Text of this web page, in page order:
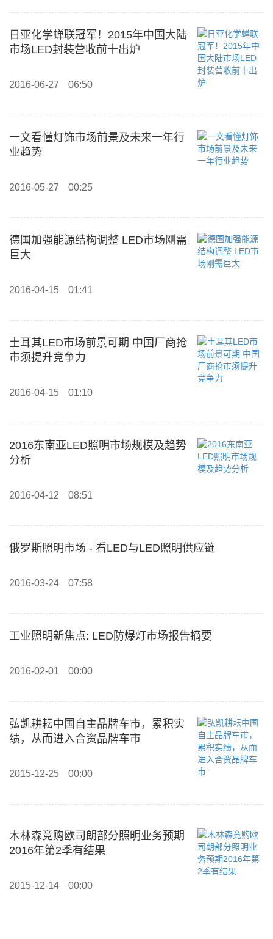
日亚化学蝉联冠军！2015年中国大陆
市场LED封装营收前十出炉
2016-06-27 06:50
一文看懂灯饰市场前景及未来一年行
业趋势
2016-05-27 00:25
德国加强能源结构调整 LED市场刚需
巨大
2016-04-15 01:41
土耳其LED市场前景可期 中国厂商抢
市须提升竞争力
2016-04-15 01:10
2016东南亚LED照明市场规模及趋势
分析
2016-04-12 08:51
俄罗斯照明市场 - 看LED与LED照明供应链
2016-03-24 07:58
工业照明新焦点: LED防爆灯市场报告摘要
2016-02-01 00:00
弘凯耕耘中国自主品牌车市，累积实
绩，从而进入合资品牌车市
2015-12-25 00:00
木林森竞购欧司朗部分照明业务预期
2016年第2季有结果
2015-12-14 00:00